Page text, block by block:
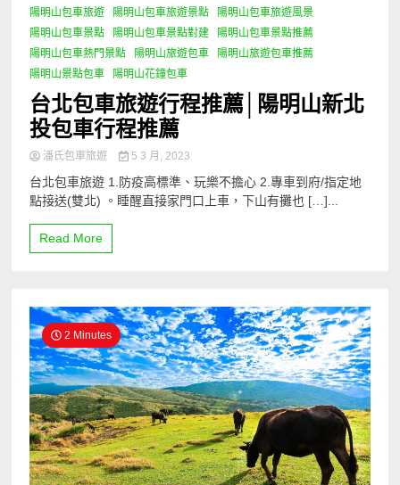
陽明山包車旅遊
陽明山包車旅遊景點
陽明山包車旅遊風景
陽明山包車景點
陽明山包車景點對建
陽明山包車景點推薦
陽明山包車熱門景點
陽明山旅遊包車
陽明山旅遊包車推薦
陽明山景點包車
陽明山花鐘包車
台北包車旅遊行程推薦│陽明山新北
投包車行程推薦
潘氏包車旅遊 5 3 月, 2023
台北包車旅遊 1.防疫高標準、玩樂不擔心 2.專車到府/指定地
點接送(雙北) 。睡醒直接家門口上車，下山有攤也 […]...
Read More
2 Minutes